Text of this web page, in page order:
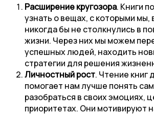
Расширение кругозора. Книги
узнать о вещах, с которыми мы,
никогда бы не столкнулись в
жизни. Через них мы можем
успешных людей, находить
стратегии для решения
Личностный рост. Чтение книг
помогает нам лучше понять
разобраться в своих эмоциях,
приоритетах. Они мотивируют